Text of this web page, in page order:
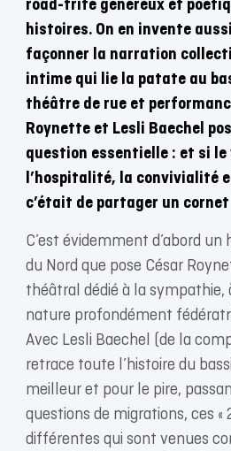
road-frite généreux et
histoires. On en invente
façonner la narration
intime qui lie la patate au
théâtre de rue et
Roynette et Lesli Baechel
question essentielle : et si
l’hospitalité, la convivialité
c’était de partager un
C’est évidemment d’abord
du Nord que pose César
théâtral dédié à la sympathie,
nature profondément
Avec Lesli Baechel (de la
retrace toute l’histoire du
meilleur et pour le pire,
questions de migrations, ces «
différentes qui sont venues